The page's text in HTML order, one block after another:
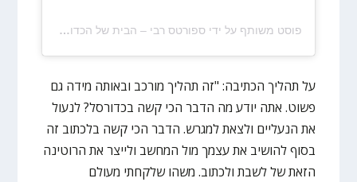
פוסט משותף על ידי ‏‎ספורטס רבי – הבית של הכדורסל הישראלי‎‏ (@‏‎sportsrabbi‎‏)
על תהליך הכתיבה: "זה תהליך מורכב ובאותה מידה גם
פשוט. אתה יודע מה הדבר הכי קשה בכדורסל? לנעול
את הנעליים ולצאת למגרש. הדבר הכי קשה בלכתוב זה
בסוף להושיב את עצמך מול המחשב ולייצר את הרוטינה
הזאת של לשבת ולכתוב. משהו שלקחתי מעולם